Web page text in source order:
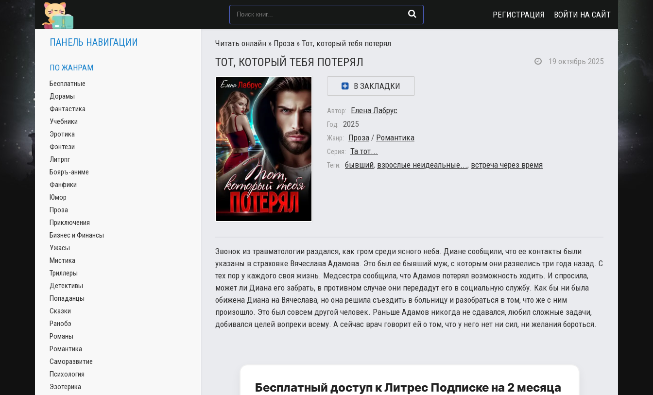
Читать онлайн » Проза » Тот, который тебя потерял
ТОТ, КОТОРЫЙ ТЕБЯ ПОТЕРЯЛ 19 октябрь 2025
В ЗАКЛАДКИ
Автор: Елена Лабрус
Год: 2025
Жанр: Проза / Романтика
Серия: Та тот...
Теги: бывший, взрослые неидеальные..., встреча через время
Звонок из травматологии раздался, как гром среди ясного неба. Диане сообщили, что ее контакты были
указаны в страховке Вячеслава Адамова. Это был ее бывший муж, с которым они развелись три года назад. С
тех пор у каждого своя жизнь. Медсестра сообщила, что Адамов потерял возможность ходить. И спросила,
может ли Диана его забрать, в противном случае они передадут его в социальную службу. Как бы ни была
обижена Диана на Вячеслава, но она решила съездить в больницу и разобраться в том, что же с ним
произошло. Это был совсем другой человек. Раньше Адамов никогда не сдавался, любил сложные задачи,
добивался целей вопреки всему. А сейчас врач говорит ей о том, что у него нет ни сил, ни желания бороться.
Бесплатный доступ к Литрес Подписке на 2 месяца
ПАНЕЛЬ НАВИГАЦИИ
ПО ЖАНРАМ
Бесплатные
Дорамы
Фантастика
Учебники
Эротика
Фэнтези
Литрпг
Бояръ-аниме
Фанфики
Юмор
Проза
Приключения
Бизнес и Финансы
Ужасы
Мистика
Триллеры
Детективы
Попаданцы
Сказки
Ранобэ
Романы
Романтика
Саморазвитие
Психология
Эзотерика
РЕГИСТРАЦИЯ ВОЙТИ НА САЙТ